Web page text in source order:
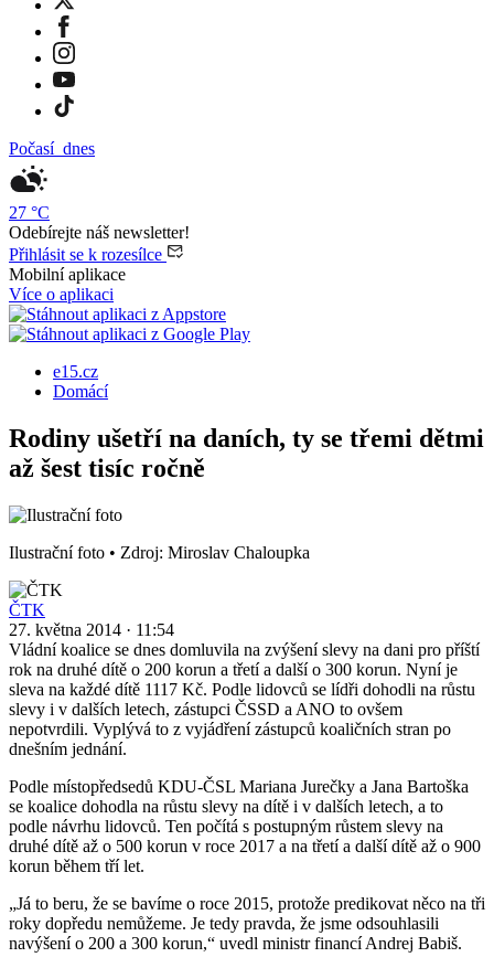
Počasí dnes
27 °C
Odebírejte náš newsletter!
Přihlásit se k rozesílce
Mobilní aplikace
Více o aplikaci
e15.cz
Domácí
Rodiny ušetří na daních, ty se třemi dětmi
až šest tisíc ročně
Ilustrační foto • Zdroj: Miroslav Chaloupka
ČTK
27. května 2014 · 11:54
Vládní koalice se dnes domluvila na zvýšení slevy na dani pro příští
rok na druhé dítě o 200 korun a třetí a další o 300 korun. Nyní je
sleva na každé dítě 1117 Kč. Podle lidovců se lídři dohodli na růstu
slevy i v dalších letech, zástupci ČSSD a ANO to ovšem
nepotvrdili. Vyplývá to z vyjádření zástupců koaličních stran po
dnešním jednání.
Podle místopředsedů KDU-ČSL Mariana Jurečky a Jana Bartoška
se koalice dohodla na růstu slevy na dítě i v dalších letech, a to
podle návrhu lidovců. Ten počítá s postupným růstem slevy na
druhé dítě až o 500 korun v roce 2017 a na třetí a další dítě až o 900
korun během tří let.
„Já to beru, že se bavíme o roce 2015, protože predikovat něco na tři
roky dopředu nemůžeme. Je tedy pravda, že jsme odsouhlasili
navýšení o 200 a 300 korun,“ uvedl ministr financí Andrej Babiš.